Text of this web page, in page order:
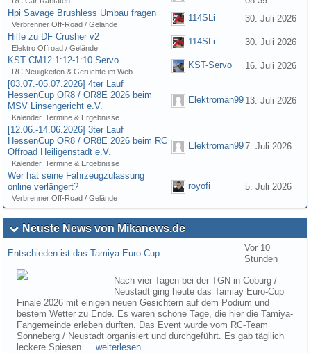
Hpi Savage Brushless Umbau fragen
Verbrenner Off-Road / Gelände
114SLi
30. Juli 2026
Hilfe zu DF Crusher v2
Elektro Offroad / Gelände
114SLi
30. Juli 2026
KST CM12 1:12-1:10 Servo
RC Neuigkeiten & Gerüchte im Web
KST-Servo
16. Juli 2026
[03.07.-05.07.2026] 4ter Lauf
HessenCup OR8 / OR8E 2026 beim
MSV Linsengericht e.V.
Kalender, Termine & Ergebnisse
Elektroman99 13. Juli 2026
[12.06.-14.06.2026] 3ter Lauf
HessenCup OR8 / OR8E 2026 beim RC
Offroad Heiligenstadt e.V.
Kalender, Termine & Ergebnisse
Elektroman997. Juli 2026
Wer hat seine Fahrzeugzulassung
online verlängert?
Verbrenner Off-Road / Gelände
royofi 5. Juli 2026
Neuste News von Mikanews.de
Entschieden ist das Tamiya Euro-Cup …
Vor 10
Stunden
Nach vier Tagen bei der TGN in Coburg /
Neustadt ging heute das Tamiay Euro-Cup
Finale 2026 mit einigen neuen Gesichtern auf dem Podium und
bestem Wetter zu Ende. Es waren schöne Tage, die hier die Tamiya-
Fangemeinde erleben durften. Das Event wurde vom RC-Team
Sonneberg / Neustadt organisiert und durchgeführt. Es gab tägllich
leckere Spiesen … weiterlesen